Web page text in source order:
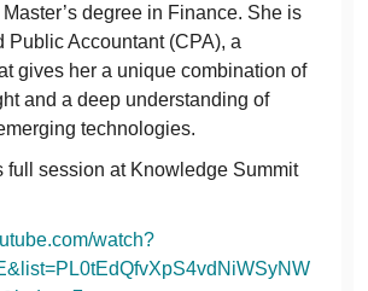
degree in Finance. She is
Public Accountant (CPA), a
gives her a unique combination of
and a deep understanding of
technologies.
full session at Knowledge Summit
watch?